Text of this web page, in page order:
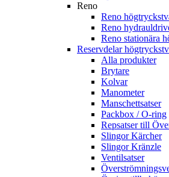
Reno
Reno
Reno
Reno stationära
Reservdelar
Alla produkter
Brytare
Kolvar
Manometer
Manschettsatser
Packbox / O-ring
Repsatser till
Slingor Kärcher
Slingor Kränzle
Ventilsatser